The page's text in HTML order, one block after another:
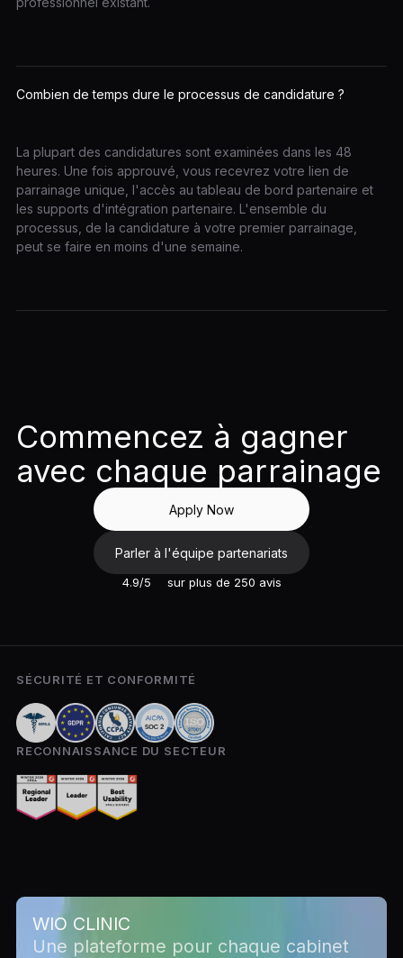
Combien de temps dure le processus de candidature ?
La plupart des candidatures sont examinées dans les 48
heures. Une fois approuvé, vous recevrez votre lien de
parrainage unique, l'accès au tableau de bord partenaire et
les supports d'intégration partenaire. L'ensemble du
processus, de la candidature à votre premier parrainage,
peut se faire en moins d'une semaine.
Commencez à gagner
avec chaque parrainage
Apply Now
Parler à l'équipe partenariats
4.9/5 sur plus de 250 avis
SÉCURITÉ ET CONFORMITÉ
RECONNAISSANCE DU SECTEUR
WIO CLINIC
Une plateforme pour chaque cabinet